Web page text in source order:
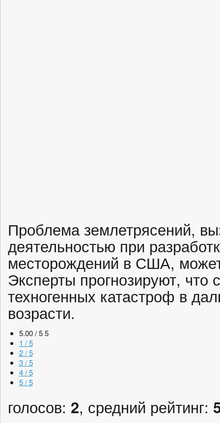
Проблема землетрясений,
деятельностью при
месторождений в США,
Эксперты прогнозируют, что
техногенных катастроф в
возрасти.
5.00 / 5 5
1 / 5
2 / 5
3 / 5
4 / 5
5 / 5
голосов: 2, средний рейтинг: